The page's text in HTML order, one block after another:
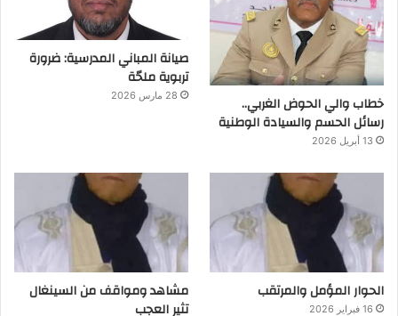
خطاب والي الحوض الغربي..
رسائل الحسم والسيادة الوطنية
13 أبريل 2026
صيانة المباني المدرسية: ضرورة
تربوية ملحّة
28 مارس 2026
الحوار المؤمل والمرتقب
16 فبراير 2026
مشاهد ومواقف من السينغال
تثير العجب